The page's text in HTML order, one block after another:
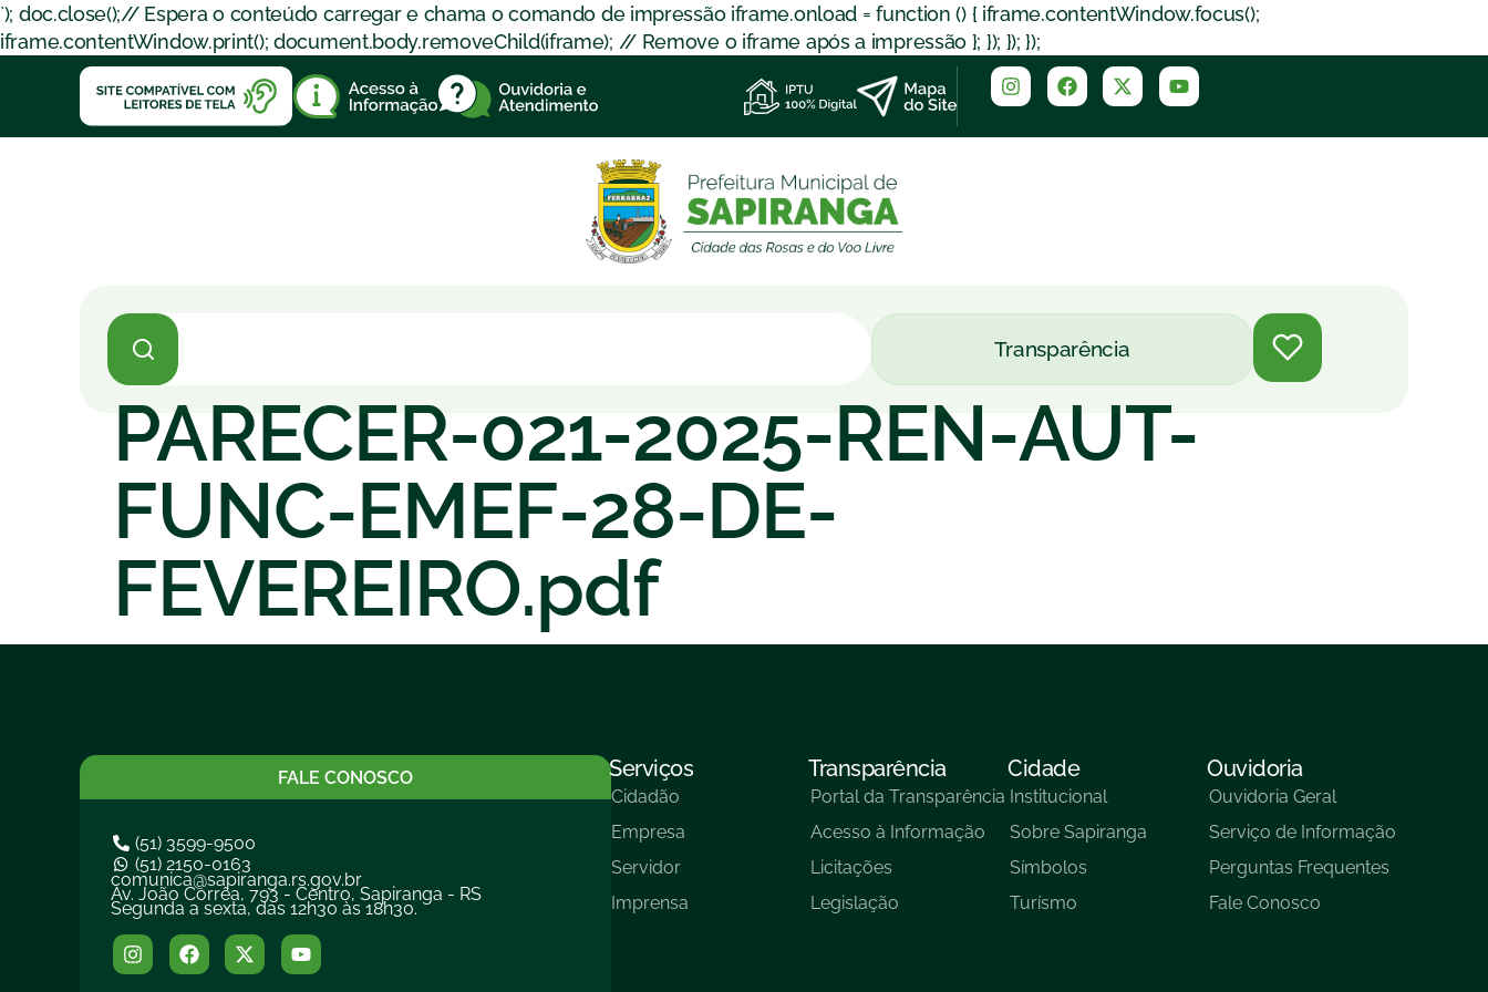
`); doc.close();// Espera o conteúdo carregar e chama o comando de impressão iframe.onload = function () { iframe.contentWindow.focus();
iframe.contentWindow.print(); document.body.removeChild(iframe); // Remove o iframe após a impressão }; }); }); });
Transparência
PARECER-021-2025-REN-AUT-
FUNC-EMEF-28-DE-
FEVEREIRO.pdf
FALE CONOSCO
(51) 3599-9500
(51) 2150-0163
comunica@sapiranga.rs.gov.br
Av. João Corrêa, 793 - Centro, Sapiranga - RS
Segunda a sexta, das 12h30 às 18h30.
Serviços
Cidadão
Empresa
Servidor
Imprensa
Transparência
Portal da Transparência
Acesso à Informação
Licitações
Legislação
Cidade
Institucional
Sobre Sapiranga
Símbolos
Turísmo
Ouvidoria
Ouvidoria Geral
Serviço de Informação
Perguntas Frequentes
Fale Conosco